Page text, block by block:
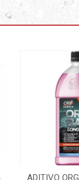
LIMPA